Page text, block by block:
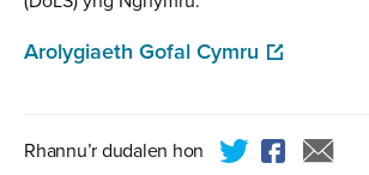
Arolygiaeth Gofal Cymru
Rhannu’r dudalen hon